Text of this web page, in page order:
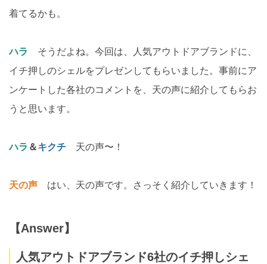
着てるかも。
ハラ
そうだよね。今回は、人気アウトドアブランドに、
イチ押しのシェルをプレゼンしてもらいました。事前にア
ンケートした各社のコメントを、天の声に紹介してもらお
うと思います。
ハラ ＆キクチ 天の声〜！
天の声 はい、天の声です。さっそく紹介していきます！
【Answer】
人気アウトドアブランド6社のイチ押しシェ